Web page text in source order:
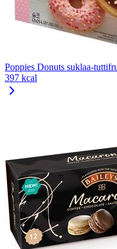
Poppies Donuts suklaa-
397 kcal